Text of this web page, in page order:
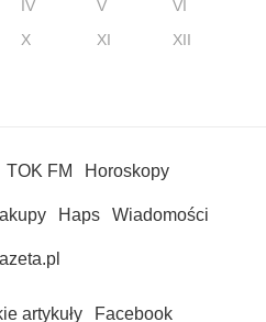
IV V
VI
X XI XII
TOK FM Horoskopy
Haps Wiadomości
artykuły Facebook